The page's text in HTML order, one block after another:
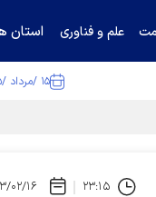
علم و فناوری استان
۱۵ /مرداد /۱۴۰۵
۲۳:۱۵ ۱۴۰۳/